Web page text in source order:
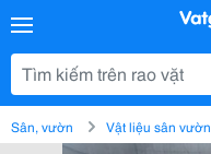
Sân, vườn Vật liệu sân vườn